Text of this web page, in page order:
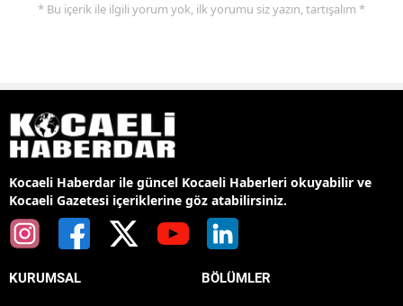
* Bu içerik ile ilgili yorum yok, ilk yorumu siz yazın, tartışalım *
Kocaeli Haberdar ile güncel Kocaeli Haberleri okuyabilir ve
Kocaeli Gazetesi içeriklerine göz atabilirsiniz.
KURUMSAL BÖLÜMLER